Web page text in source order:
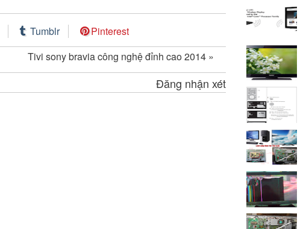
Tumblr
Pinterest
Tivi sony bravia công nghệ đỉnh cao 2014 »
Đăng nhận xét